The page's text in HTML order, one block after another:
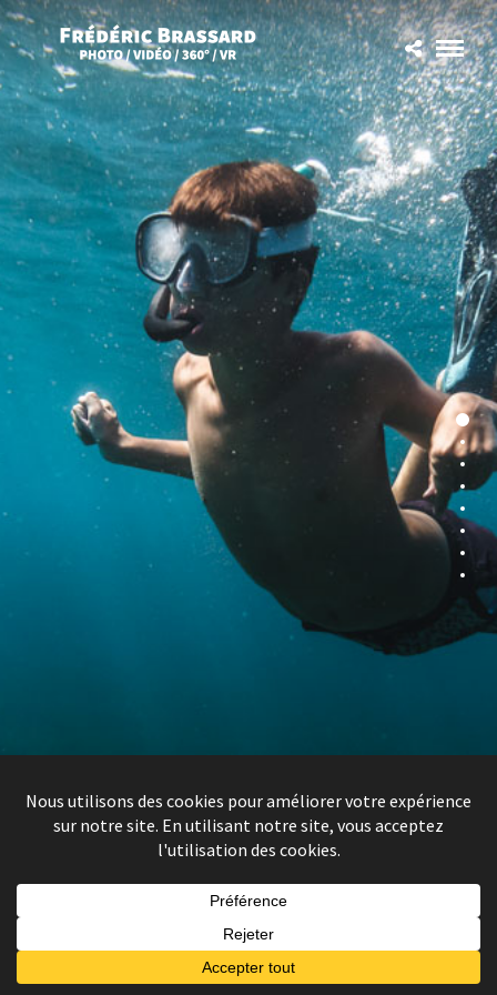
SÉANCE SHOOTING PHOTO
PHOTO, SOL / DRONE / AQUATIQUE – SÉANCE SHOOTING
PHOTO EN SOLO, EN DUO, EN FAMILLE, ENTRE AMIS, POUR
VOTRE GROSSESSE, AVEC VOTRE ANIMAL DE COMPAGNIE…